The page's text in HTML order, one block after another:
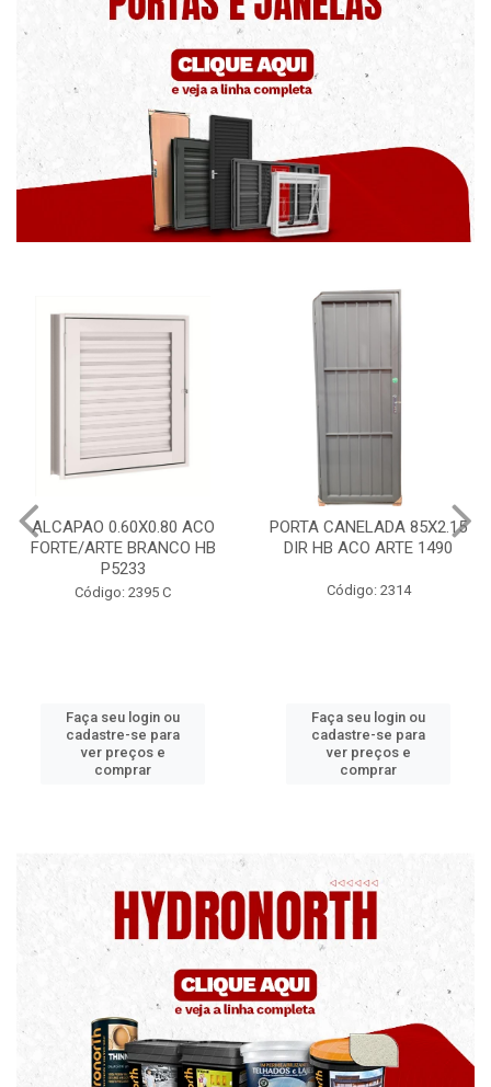
0.60X0.80 ACO
ARTE BRANCO HB
P5233
Código: 2395 C
Faça seu login ou
cadastre-se para
ver preços e
comprar
PORTA CANELADA 85X2.15
DIR HB ACO ARTE 1490
Código: 2314
Faça seu login ou
cadastre-se para
ver preços e
comprar